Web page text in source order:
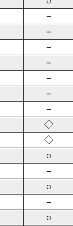
－
－
－
－
－
－
－
◇
◇
○
－
○
－
○